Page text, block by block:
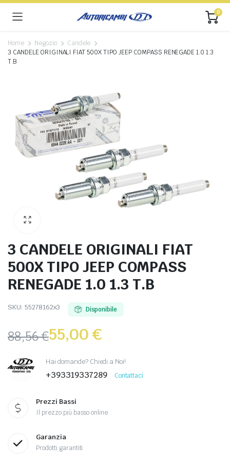
0
Home Negozio
Candele
3 CANDELE ORIGINALI FIAT 500X TIPO JEEP COMPASS RENEGADE 1.0 1.3
T.B
3 CANDELE ORIGINALI FIAT
500X TIPO JEEP COMPASS
RENEGADE 1.0 1.3 T.B
SKU: 55278162x3 Disponibile
88,56€55,00€
Hai domande? Chiedi a Noi!
+393319337289 Contattaci
Prezzi Bassi
Il prezzo più basso online
Garanzia
Prodotti garantiti